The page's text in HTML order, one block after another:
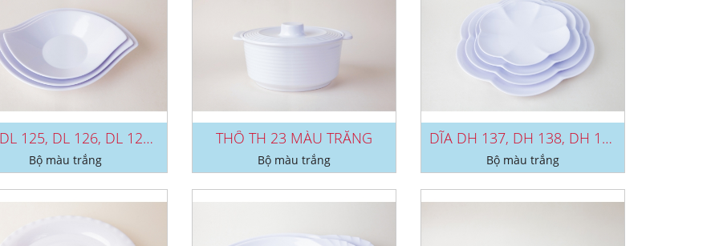
DĨA DL 125, DL 126, DL 127 MÀU...
Bộ màu trắng
THỐ TH 23 MÀU TRẮNG
Bộ màu trắng
DĨA DH 137, DH 138, DH 139, DH...
Bộ màu trắng